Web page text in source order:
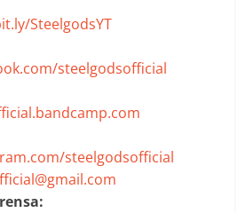
SteelgodsYT
steelgodsofficial
steelgodsofficial